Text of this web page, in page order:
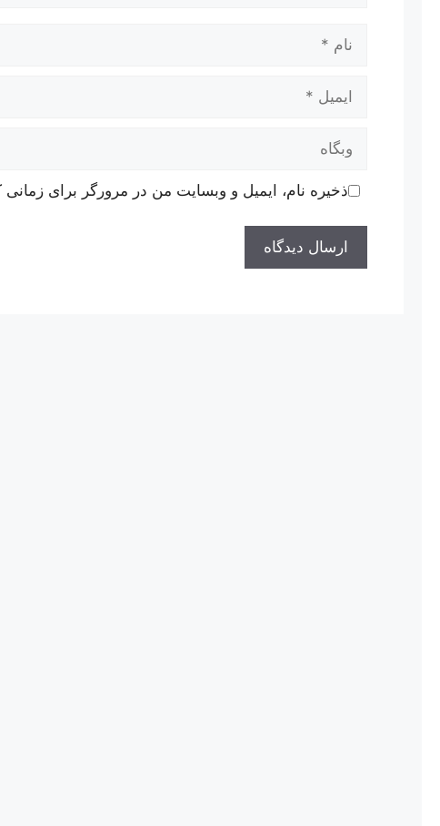
ایمیل
وبگاه
ذخیره نام، ایمیل و وبسایت من در مرورگر برای